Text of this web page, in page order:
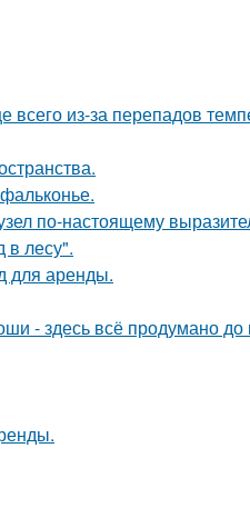
всего из-за перепадов
по-настоящему
лесу".
для аренды.
- здесь всё продумано до